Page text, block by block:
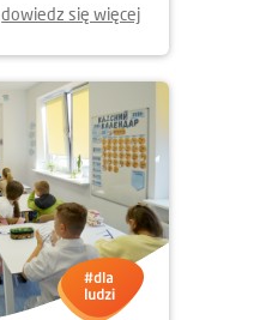
dowiedz się więcej